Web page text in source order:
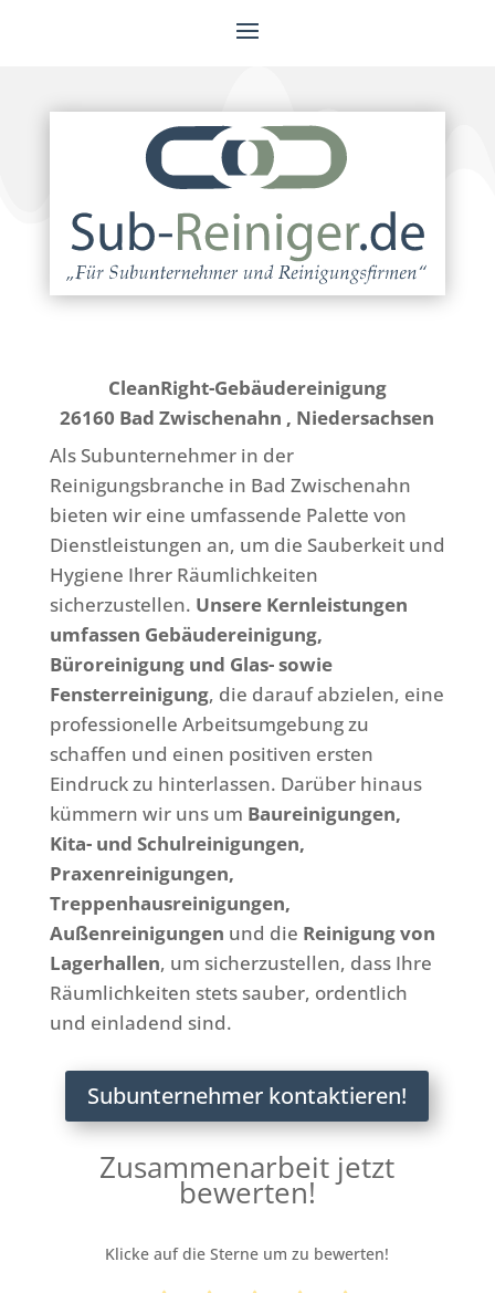
CleanRight-Gebäudereinigung
26160 Bad Zwischenahn , Niedersachsen
Als Subunternehmer in der
Reinigungsbranche in Bad Zwischenahn
bieten wir eine umfassende Palette von
Dienstleistungen an, um die Sauberkeit und
Hygiene Ihrer Räumlichkeiten
sicherzustellen. Unsere Kernleistungen
umfassen Gebäudereinigung,
Büroreinigung und Glas- sowie
Fensterreinigung, die darauf abzielen, eine
professionelle Arbeitsumgebung zu
schaffen und einen positiven ersten
Eindruck zu hinterlassen. Darüber hinaus
kümmern wir uns um Baureinigungen,
Kita- und Schulreinigungen,
Praxenreinigungen,
Treppenhausreinigungen,
Außenreinigungen und die Reinigung von
Lagerhallen, um sicherzustellen, dass Ihre
Räumlichkeiten stets sauber, ordentlich
und einladend sind.
Subunternehmer kontaktieren!
Zusammenarbeit jetzt
bewerten!
Klicke auf die Sterne um zu bewerten!